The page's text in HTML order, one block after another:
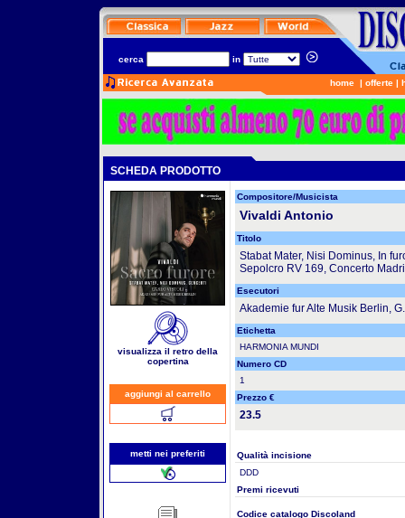
cerca in
home | offerte |
SCHEDA PRODOTTO
visualizza il retro della
copertina
aggiungi al carrello
metti nei preferiti
Compositore/Musicista
Vivaldi Antonio
Titolo
Stabat Mater, Nisi Dominus, In
Sepolcro RV 169, Concerto
Esecutori
Akademie fur Alte Musik Berlin,
Etichetta
HARMONIA MUNDI
Numero CD
1
Prezzo €
23.5
Qualità incisione
DDD
Premi ricevuti
Codice catalogo Discoland